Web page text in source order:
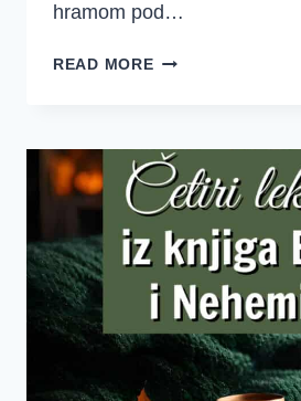
hramom pod…
READ MOREDOBRO
SREDSTVA
–
EZRA
NEHEMIJA
5.
TJEDAN